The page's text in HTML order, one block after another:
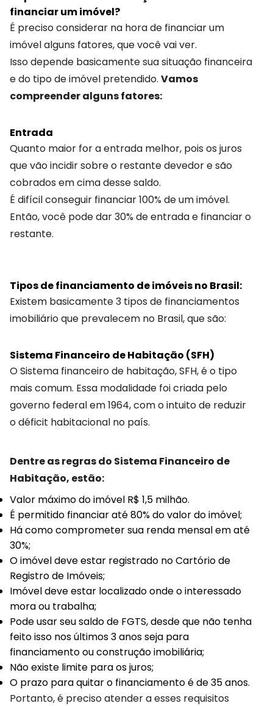
financiar um imóvel?
É preciso considerar na hora de financiar um
imóvel alguns fatores, que você vai ver.
Isso depende basicamente sua situação financeira
e do tipo de imóvel pretendido. Vamos
compreender alguns fatores:
Entrada
Quanto maior for a entrada melhor, pois os juros
que vão incidir sobre o restante devedor e são
cobrados em cima desse saldo.
É difícil conseguir financiar 100% de um imóvel.
Então, você pode dar 30% de entrada e financiar o
restante.
Tipos de financiamento de imóveis no Brasil:
Existem basicamente 3 tipos de financiamentos
imobiliário que prevalecem no Brasil, que são:
Sistema Financeiro de Habitação (SFH)
O Sistema financeiro de habitação, SFH, é o tipo
mais comum. Essa modalidade foi criada pelo
governo federal em 1964, com o intuito de reduzir
o déficit habitacional no país.
Dentre as regras do Sistema Financeiro de
Habitação, estão:
Valor máximo do imóvel R$ 1,5 milhão.
É permitido financiar até 80% do valor do imóvel;
Há como comprometer sua renda mensal em até
30%;
O imóvel deve estar registrado no Cartório de
Registro de Imóveis;
Imóvel deve estar localizado onde o interessado
mora ou trabalha;
Pode usar seu saldo de FGTS, desde que não tenha
feito isso nos últimos 3 anos seja para
financiamento ou construção imobiliária;
Não existe limite para os juros;
O prazo para quitar o financiamento é de 35 anos.
Portanto, é preciso atender a esses requisitos